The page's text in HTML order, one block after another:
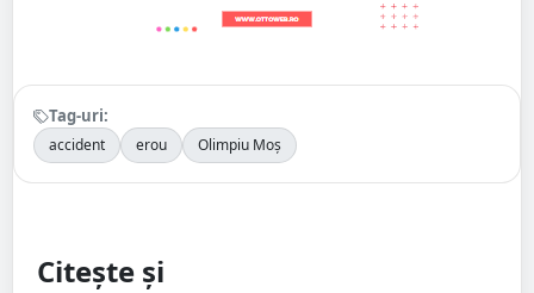
Tag-uri:
accident erou Olimpiu Moș
Citește și